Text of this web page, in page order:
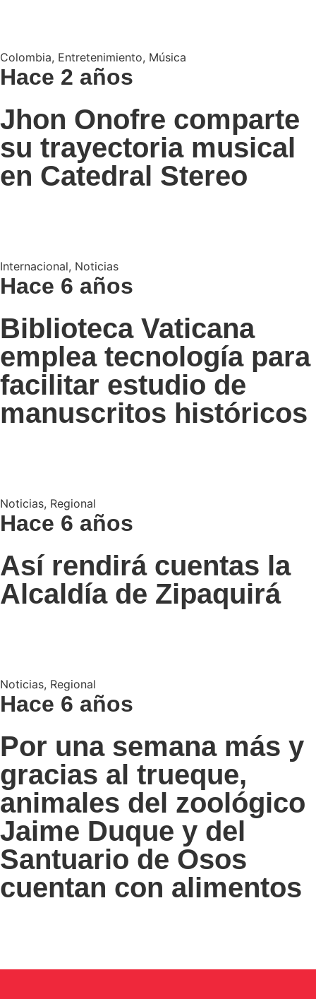
Colombia, Entretenimiento, Música
Hace 2 años
Jhon Onofre comparte
su trayectoria musical
en Catedral Stereo
Internacional, Noticias
Hace 6 años
Biblioteca Vaticana
emplea tecnología para
facilitar estudio de
manuscritos históricos
Noticias, Regional
Hace 6 años
Así rendirá cuentas la
Alcaldía de Zipaquirá
Noticias, Regional
Hace 6 años
Por una semana más y
gracias al trueque,
animales del zoológico
Jaime Duque y del
Santuario de Osos
cuentan con alimentos